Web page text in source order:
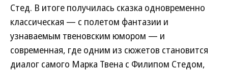
Стед. В итоге получилась сказка одновременно
классическая — с полетом фантазии и
узнаваемым твеновским юмором — и
современная, где одним из сюжетов становится
диалог самого Марка Твена с Филипом Стедом,